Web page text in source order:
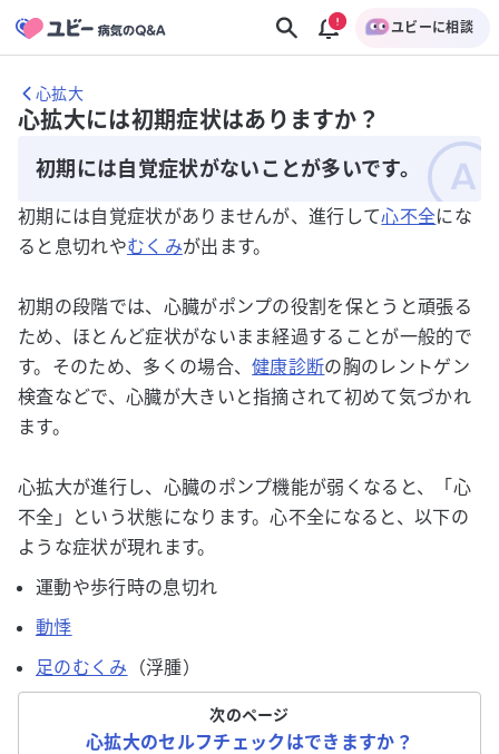
ユビーに相談
心拡大
心拡大には初期症状はありますか？
初期には自覚症状がないことが多いです。
初期には自覚症状がありませんが、進行して心不全にな
ると息切れやむくみが出ます。
初期の段階では、心臓がポンプの役割を保とうと頑張る
ため、ほとんど症状がないまま経過することが一般的で
す。そのため、多くの場合、健康診断の胸のレントゲン
検査などで、心臓が大きいと指摘されて初めて気づかれ
ます。
心拡大が進行し、心臓のポンプ機能が弱くなると、「心
不全」という状態になります。心不全になると、以下の
ような症状が現れます。
運動や歩行時の息切れ
動悸
足のむくみ （浮腫）
次のページ
心拡大のセルフチェックはできますか？